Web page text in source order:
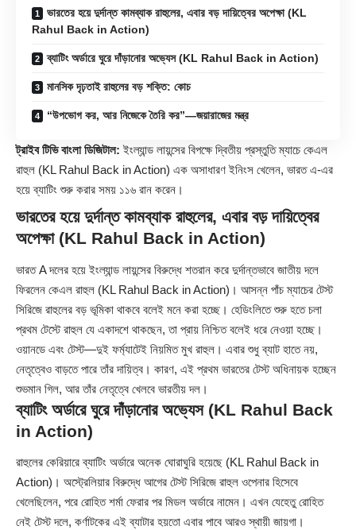
ভারতের হয়ে দুর্দান্ত কামব্যাক রাহুলের, এবার বড় দায়িত্বের অপেক্ষা (KL
Rahul Back in Action)
ব্যাটিং অর্ডারে ঘুরে দাঁড়ানোর অভ্যেস (KL Rahul Back in Action)
মানসিক দৃঢ়তাই রাহুলের বড় শক্তি: কোচ
“উপভোগ কর, আর নিজেকে তৈরি কর”—জয়ারাজের মন্ত্র
ট্রাইব টিভি বাংলা ডিজিটাল: ইংল্যান্ড লায়ন্সের বিপক্ষে দ্বিতীয় প্রস্তুতি ম্যাচে কেএল
রাহুল (KL Rahul Back in Action) এক অসাধারণ ইনিংস খেলেন, ভারত এ-এর
হয়ে ব্যাটিং শুরু করার সময় ১১৬ রান করেন।
ভারতের হয়ে দুর্দান্ত কামব্যাক রাহুলের, এবার বড় দায়িত্বের
অপেক্ষা (KL Rahul Back in Action)
ভারত A দলের হয়ে ইংল্যান্ড লায়ন্সের বিরুদ্ধে শতরান করে দুর্দান্তভাবে জাতীয় দলে
ফিরলেন কেএল রাহুল (KL Rahul Back in Action)। আসন্ন পাঁচ ম্যাচের টেস্ট
সিরিজে রাহুলের বড় ভূমিকা থাকবে বলেই মনে করা হচ্ছে। হেডিংলিতে শুরু হতে চলা
প্রথম টেস্টে রাহুল যে একাদশে থাকছেন, তা প্রায় নিশ্চিত বলেই ধরে নেওয়া হচ্ছে।
ওয়ানডে এবং টেস্ট—দুই ফর্ম্যাটেই নিয়মিত মুখ রাহুল। এবার শুধু ব্যাট হাতে নয়,
নেতৃত্বেও বাড়তে পারে তাঁর দায়িত্ব। কারণ, এই প্রথম ভারতের টেস্ট অধিনায়ক হচ্ছেন
শুভমান গিল, আর তাঁর নেতৃত্বে খেলবে ভারতীয় দল।
ব্যাটিং অর্ডারে ঘুরে দাঁড়ানোর অভ্যেস (KL Rahul Back
in Action)
রাহুলের কেরিয়ারে ব্যাটিং অর্ডারে অনেক ঘোরাঘুরি হয়েছে (KL Rahul Back in
Action)। অস্ট্রেলিয়ার বিরুদ্ধে আগের টেস্ট সিরিজে রাহুল ওপেনার হিসেবে
খেলেছিলেন, পরে রোহিত শর্মা ফেরার পর মিডল অর্ডারে নামেন। এখন যেহেতু রোহিত
নেই টেস্ট দলে, কর্ণাটকের এই ব্যাটার হয়তো এবার পাবে আরও স্থায়ী জায়গা।